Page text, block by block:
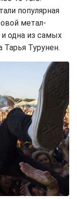
популярная
метал-
одна из самых
Турунен.